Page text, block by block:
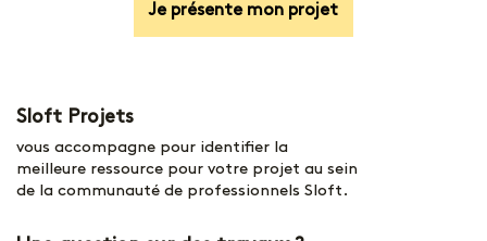
Je présente mon projet
Sloft Projets
vous accompagne pour identifier la
meilleure ressource pour votre projet au sein
de la communauté de professionnels Sloft.